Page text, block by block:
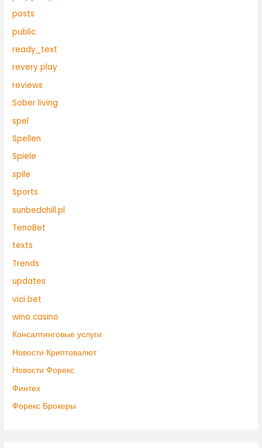
posts
public
ready_text
revery play
reviews
Sober living
spel
Spellen
Spiele
spile
Sports
sunbedchill.pl
TenoBet
texts
Trends
updates
vici bet
wino casino
Консалтинговые услуги
Новости Криптовалют
Новости Форекс
Финтех
Форекс Брокеры